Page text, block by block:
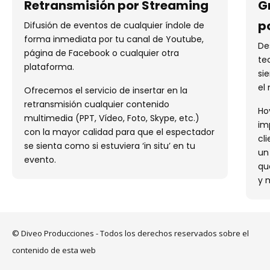
Retransmisión por Streaming
Difusión de eventos de cualquier índole de
forma inmediata por tu canal de Youtube,
página de Facebook o cualquier otra
plataforma.
Ofrecemos el servicio de insertar en la
retransmisión cualquier contenido
multimedia (PPT, Vídeo, Foto, Skype, etc.)
con la mayor calidad para que el espectador
se sienta como si estuviera ‘in situ’ en tu
evento.
el
y
© Diveo Producciones - Todos los derechos reservados sobre el
contenido de esta web